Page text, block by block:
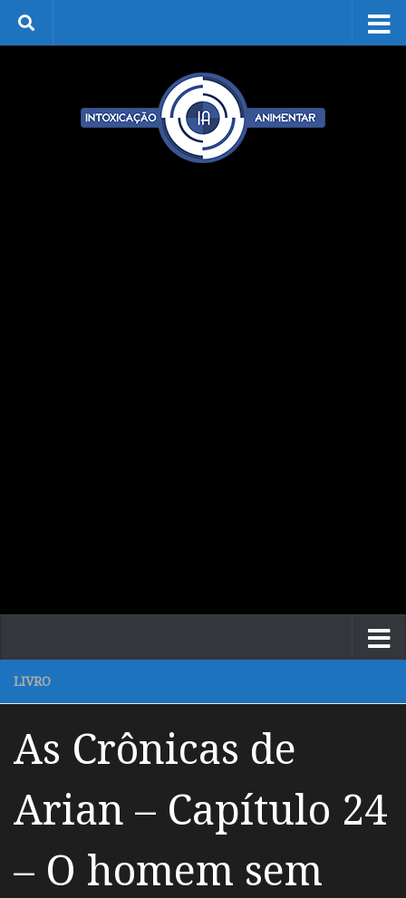
Skip to content
LIVRO
As Crônicas de
Arian – Capítulo 24
– O homem sem